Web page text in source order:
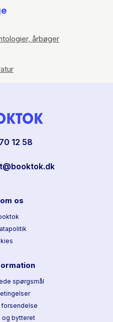
årbøger
12 58
os
spørgsmål
og bytteret